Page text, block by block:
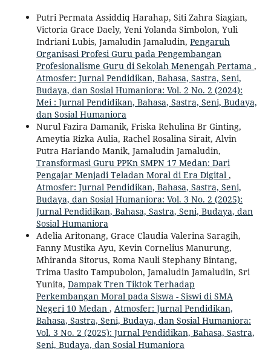
Putri Permata Assiddiq Harahap, Siti Zahra Siagian,
Victoria Grace Daely, Yeni Yolanda Simbolon, Yuli
Indriani Lubis, Jamaludin Jamaludin, Pengaruh
Organisasi Profesi Guru pada Pengembangan
Profesionalisme Guru di Sekolah Menengah Pertama ,
Atmosfer: Jurnal Pendidikan, Bahasa, Sastra, Seni,
Budaya, dan Sosial Humaniora: Vol. 2 No. 2 (2024):
Mei : Jurnal Pendidikan, Bahasa, Sastra, Seni, Budaya,
dan Sosial Humaniora
Nurul Fazira Damanik, Friska Rehulina Br Ginting,
Ameytia Rizka Aulia, Rachel Rosalina Sirait, Alvin
Putra Hariando Manik, Jamaludin Jamaludin,
Transformasi Guru PPKn SMPN 17 Medan: Dari
Pengajar Menjadi Teladan Moral di Era Digital ,
Atmosfer: Jurnal Pendidikan, Bahasa, Sastra, Seni,
Budaya, dan Sosial Humaniora: Vol. 3 No. 2 (2025):
Jurnal Pendidikan, Bahasa, Sastra, Seni, Budaya, dan
Sosial Humaniora
Adelia Aritonang, Grace Claudia Valerina Saragih,
Fanny Mustika Ayu, Kevin Cornelius Manurung,
Mhiranda Sitorus, Roma Nauli Stephany Bintang,
Trima Uasito Tampubolon, Jamaludin Jamaludin, Sri
Yunita, Dampak Tren Tiktok Terhadap
Perkembangan Moral pada Siswa - Siswi di SMA
Negeri 10 Medan , Atmosfer: Jurnal Pendidikan,
Bahasa, Sastra, Seni, Budaya, dan Sosial Humaniora:
Vol. 3 No. 2 (2025): Jurnal Pendidikan, Bahasa, Sastra,
Seni, Budaya, dan Sosial Humaniora